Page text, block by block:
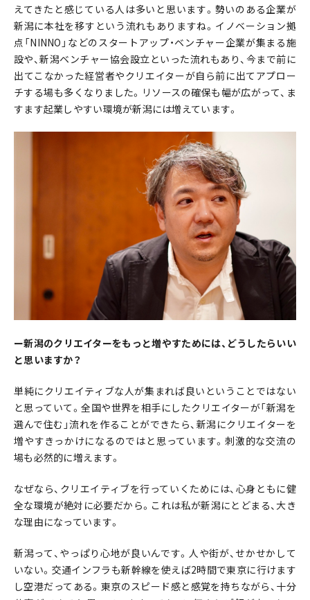
えてきたと感じている人は多いと思います。勢いのある企業が
新潟に本社を移すという流れもありますね。イノベーション拠
点「NINNO」などのスタートアップ・ベンチャー企業が集まる施
設や、新潟ベンチャー協会設立といった流れもあり、今まで前に
出てこなかった経営者やクリエイターが自ら前に出てアプロー
チする場も多くなりました。リソースの確保も幅が広がって、ま
すます起業しやすい環境が新潟には増えています。
ー新潟のクリエイターをもっと増やすためには、どうしたらいい
と思いますか？
単純にクリエイティブな人が集まれば良いということではない
と思っていて。全国や世界を相手にしたクリエイターが「新潟を
選んで住む」流れを作ることができたら、新潟にクリエイターを
増やすきっかけになるのではと思っています。刺激的な交流の
場も必然的に増えます。
なぜなら、クリエイティブを行っていくためには、心身ともに健
全な環境が絶対に必要だから。これは私が新潟にとどまる、大き
な理由になっています。
新潟って、やっぱり心地が良いんです。人や街が、せかせかして
いない。交通インフラも新幹線を使えば2時間で東京に行けます
し空港だってある。東京のスピード感と感覚を持ちながら、十分